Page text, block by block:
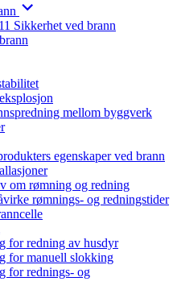
Sikkerhet ved brann
mellom byggverk
egenskaper ved brann
om rømning og redning
rømnings- og redningstider
for redning av husdyr
for manuell slokking
for rednings- og